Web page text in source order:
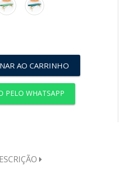
AO CARRINHO
PELO WHATSAPP